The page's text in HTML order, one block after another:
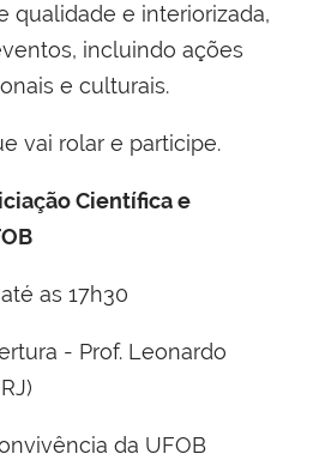
qualidade e interiorizada,
incluindo ações
e culturais.
vai rolar e participe.
Científica e
as 17h30
- Prof. Leonardo
da UFOB